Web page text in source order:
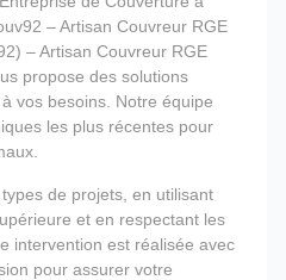
– Artisan Couvreur RGE
– Artisan Couvreur RGE
propose des solutions
vos besoins. Notre équipe
les plus récentes pour
de projets, en utilisant
et en respectant les
intervention est réalisée avec
pour assurer votre